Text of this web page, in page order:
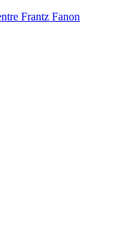
Frantz Fanon